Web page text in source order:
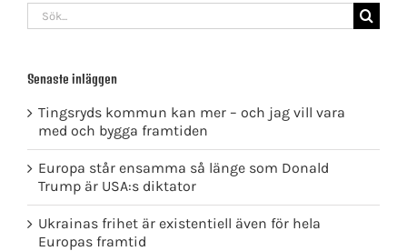
Sök
efter:
Senaste inläggen
Tingsryds kommun kan mer – och jag vill vara
med och bygga framtiden
Europa står ensamma så länge som Donald
Trump är USA:s diktator
Ukrainas frihet är existentiell även för hela
Europas framtid